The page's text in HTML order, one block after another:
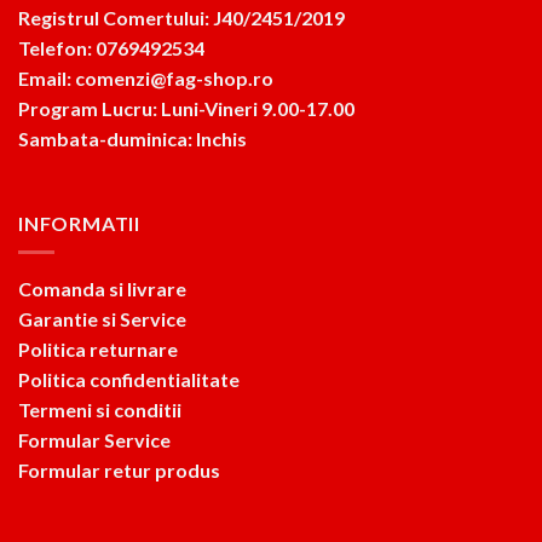
Registrul Comertului: J40/2451/2019
Telefon: 0769492534
Email: comenzi@fag-shop.ro
Program Lucru: Luni-Vineri 9.00-17.00
Sambata-duminica: Inchis
INFORMATII
Comanda si livrare
Garantie si Service
Politica returnare
Politica confidentialitate
Termeni si conditii
Formular Service
Formular retur produs